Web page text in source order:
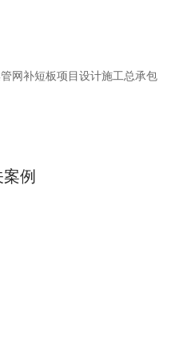
网补短板项目设计施工总承包
例